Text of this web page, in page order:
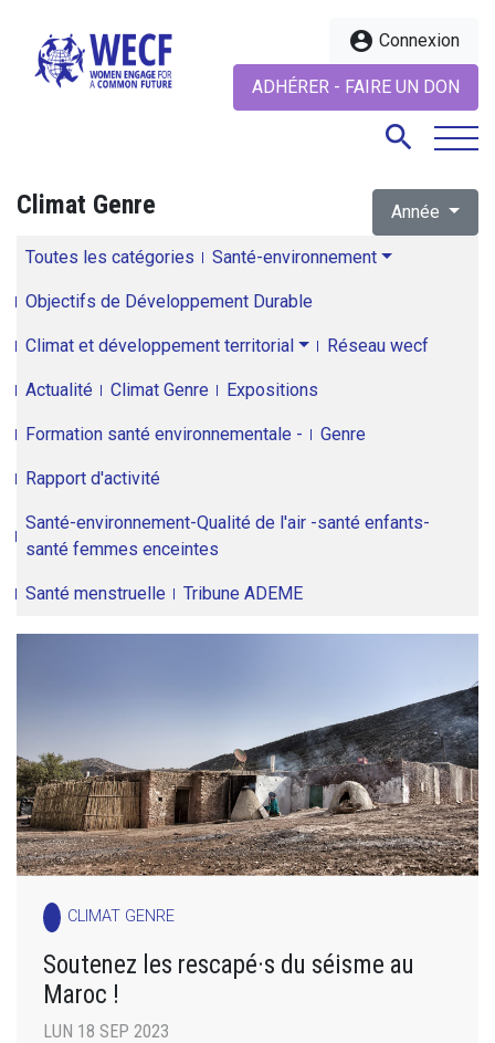
account_circle Connexion
ADHÉRER - FAIRE UN DON
search
Climat Genre Année
Toutes les catégories Santé-environnement
Objectifs de Développement Durable
Climat et développement territorial Réseau wecf
Actualité Climat Genre Expositions
Formation santé environnementale - Genre
Rapport d'activité
Santé-environnement-Qualité de l'air -santé enfants-
santé femmes enceintes
Santé menstruelle Tribune ADEME
CLIMAT GENRE
Soutenez les rescapé·s du séisme au
Maroc !
LUN 18 SEP 2023